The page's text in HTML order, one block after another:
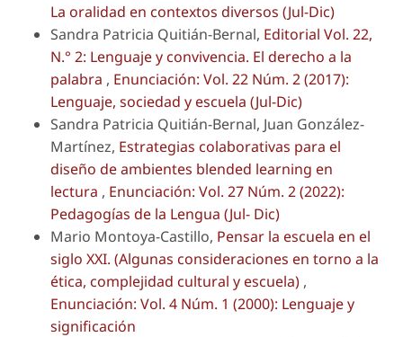
La oralidad en contextos diversos (Jul-Dic)
Sandra Patricia Quitián-Bernal, Editorial Vol. 22,
N.° 2: Lenguaje y convivencia. El derecho a la
palabra , Enunciación: Vol. 22 Núm. 2 (2017):
Lenguaje, sociedad y escuela (Jul-Dic)
Sandra Patricia Quitián-Bernal, Juan González-
Martínez, Estrategias colaborativas para el
diseño de ambientes blended learning en
lectura , Enunciación: Vol. 27 Núm. 2 (2022):
Pedagogías de la Lengua (Jul- Dic)
Mario Montoya-Castillo, Pensar la escuela en el
siglo XXI. (Algunas consideraciones en torno a la
ética, complejidad cultural y escuela) ,
Enunciación: Vol. 4 Núm. 1 (2000): Lenguaje y
significación